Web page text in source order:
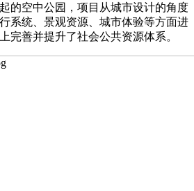
的空中公园，项目从城市设计的角度
系统、景观资源、城市体验等方面进
完善并提升了社会公共资源体系。